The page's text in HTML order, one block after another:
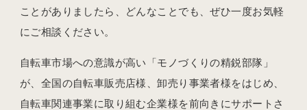
ことがありましたら、どんなことでも、ぜひ一度お気軽
にご相談ください。
自転車市場への意識が高い「モノづくりの精鋭部隊」
が、全国の自転車販売店様、卸売り事業者様をはじめ、
自転車関連事業に取り組む企業様を前向きにサポートさ